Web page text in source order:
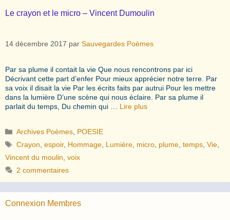
Le crayon et le micro – Vincent Dumoulin
14 décembre 2017 par Sauvegardes Poèmes
Par sa plume il contait la vie Que nous rencontrons par ici
Décrivant cette part d’enfer Pour mieux apprécier notre terre. Par
sa voix il disait la vie Par les écrits faits par autrui Pour les mettre
dans la lumière D’une scène qui nous éclaire. Par sa plume il
parlait du temps, Du chemin qui … Lire plus
Catégories
Archives Poèmes POESIE
Étiquettes
Crayon ,espoir, Hommage Lumière micro plume ,temps ,Vie
Vincent du moulin voix
2 commentaires
Connexion Membres